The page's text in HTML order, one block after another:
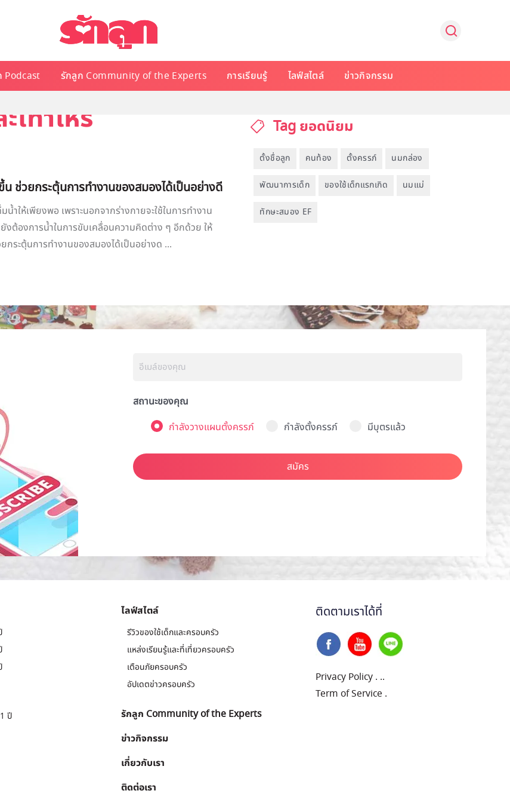
Podcast รักลูก Community of the Experts การเรียนรู้ ไลฟ์สไตล์ ข่าวกิจกรรม
เท่าไหร่
น ช่วยกระตุ้นการทำงานของสมองได้เป็นอย่างดี
น้ำให้เพียงพอ เพราะนอกจากร่างกายจะใช้ในการทำงาน
งต้องการน้ำในการขับเคลื่อนความคิดต่าง ๆ อีกด้วย ให้
กระตุ้นการทำงานของสมองได้เป็นอย่างด ...
Tag ยอดนิยม
ตั้งชื่อลูก คนท้อง ตั้งครรภ์ นมกล่อง
พัฒนาการเด็ก ของใช้เด็กแรกเกิด นมแม่
ทักษะสมอง EF
สถานะของคุณ
กำลังวางแผนตั้งครรภ์
กำลังตั้งครรภ์ มีบุตรแล้ว
สมัคร
ปี
ไลฟ์สไตล์
รีวิวของใช้เด็กและครอบครัว
แหล่งเรียนรู้และที่เที่ยวครอบครัว
เตือนภัยครอบครัว
อัปเดตข่าวครอบครัว
รักลูก Community of the Experts
ข่าวกิจกรรม
เกี่ยวกับเรา
ติดต่อเรา
ติดตามเราได้ที่
Privacy Policy . ..
Term of Service .